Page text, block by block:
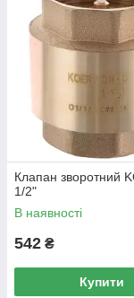
Клапан зворотний
1/2"
В наявності
542 ₴
Купити